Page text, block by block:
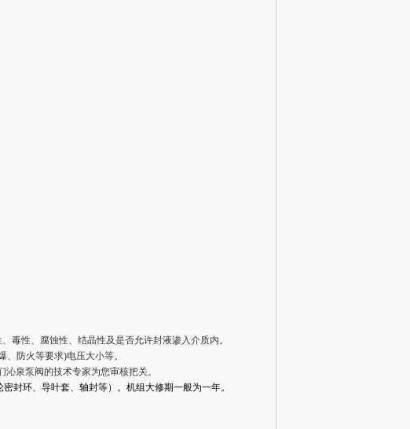
毒性、腐蚀性、结晶性及是否允许封液渗入介质内。
防火等要求)电压大小等。
沁泉泵阀的技术专家为您审核把关。
封环、导叶套、轴封等）。机组大修期一般为一年。